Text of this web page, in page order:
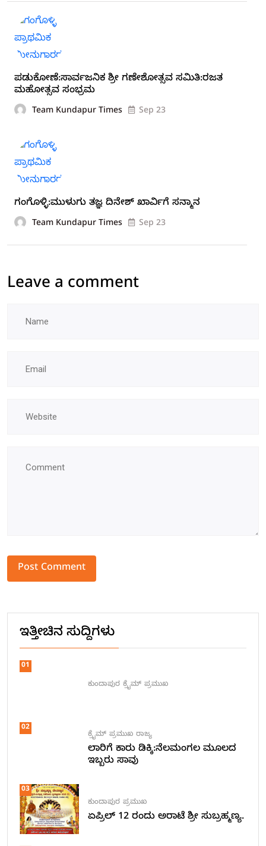
ಪಡುಕೋಣೆ:ಸಾರ್ವಜನಿಕ ಶ್ರೀ ಗಣೇಶೋತ್ಸವ ಸಮಿತಿ:ರಜತ
ಮಹೋತ್ಸವ ಸಂಭ್ರಮ
Team Kundapur Times Sep 23
ಗಂಗೊಳ್ಳಿ:ಮುಳುಗು ತಜ್ಞ ದಿನೇಶ್ ಖಾರ್ವಿಗೆ ಸನ್ಮಾನ
Team Kundapur Times Sep 23
Leave a comment
ಇತ್ತೀಚಿನ ಸುದ್ದಿಗಳು
01
ಕುಂದಾಪುರ ಕ್ರೈಮ್ ಪ್ರಮುಖ
02
ಕ್ರೈಮ್ ಪ್ರಮುಖ ರಾಜ್ಯ
ಲಾರಿಗೆ ಕಾರು ಡಿಕ್ಕಿ:ನೆಲಮಂಗಲ ಮೂಲದ
ಇಬ್ಬರು ಸಾವು
03
ಕುಂದಾಪುರ ಪ್ರಮುಖ
ಏಪ್ರಿಲ್ 12 ರಂದು ಅರಾಟೆ ಶ್ರೀ ಸುಬ್ರಹ್ಮಣ್ಯ.